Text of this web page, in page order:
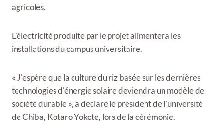
agricoles.
L'électricité produite par le projet alimentera les
installations du campus universitaire.
« J'espère que la culture du riz basée sur les dernières
technologies d'énergie solaire deviendra un modèle de
société durable », a déclaré le président de l'université
de Chiba, Kotaro Yokote, lors de la cérémonie.